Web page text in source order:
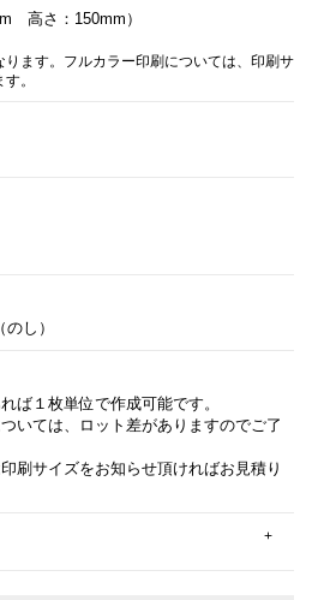
高さ：150mm）
ます。フルカラー印刷については、印刷サ
。
し）
ば１枚単位で作成可能です。
いては、ロット差がありますのでご了
刷サイズをお知らせ頂ければお見積り